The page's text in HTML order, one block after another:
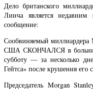
Дело британского
Линча является недавним
сообщение:
Сообвиняемый
США СКОНЧАЛСЯ в
субботу — за несколько
Гейтса» после крушения его
Председатель Morgan